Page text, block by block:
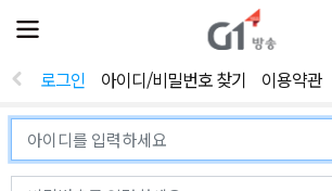
전
체
뉴
열
로그인 아이디/비밀번호 찾기 이용약관